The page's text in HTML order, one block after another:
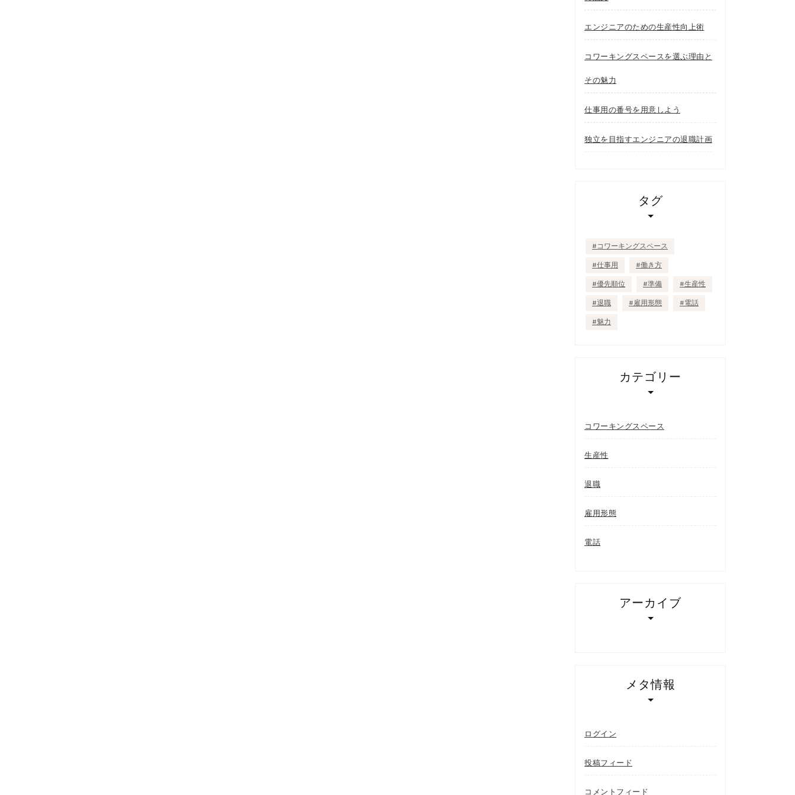
エンジニアのための生産性向上術
コワーキングスペースを選ぶ理由と
その魅力
仕事用の番号を用意しよう
独立を目指すエンジニアの退職計画
タグ
コワーキングスペース
仕事用 働き方
優先順位 準備 生産性
退職 雇用形態 電話
魅力
カテゴリー
コワーキングスペース
生産性
退職
雇用形態
電話
アーカイブ
メタ情報
ログイン
投稿フィード
コメントフィード